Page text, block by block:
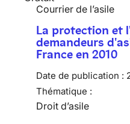
Courrier de l’asile
La protection et
demandeurs
France en 2010
Date de publication :
Thématique :
Droit d’asile